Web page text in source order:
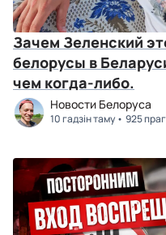
Зачем Зеленский
белорусы в
чем когда-либо.
Новости Белоруса
10 гадзін таму 925